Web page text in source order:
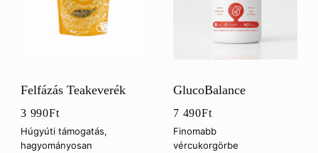
Felfázás Teakeverék
3 990Ft
Húgyúti támogatás,
hagyományosan
GlucoBalance
7 490Ft
Finomabb
vércukorgörbe